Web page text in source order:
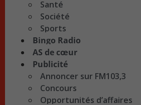
Santé
Société
Sports
Bingo Radio
AS de cœur
Publicité
Annoncer sur FM103,3
Concours
Opportunités d’affaires